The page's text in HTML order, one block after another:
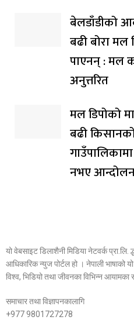
बेलडाँडीको
बढी बोरा मल
पाएनन् : मल
अनुत्तरित
मल डिपोको
बढी
नभए
यो वेबसाइट डिलाशैनी मिडिया नेटवर्क
आधिकारिक न्युज पोर्टल हो । नेपाली भाषाको
विश्व, भिडियो तथा जीवनका विभिन्न
समाचार तथा विज्ञापनकालागि
+977 9801727278